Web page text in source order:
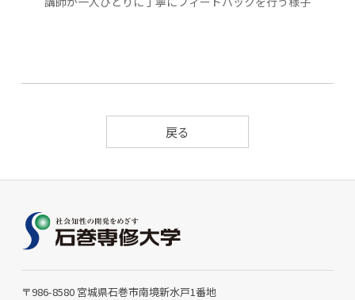
戻る
〒986-8580 宮城県石巻市南境新水戸1番地